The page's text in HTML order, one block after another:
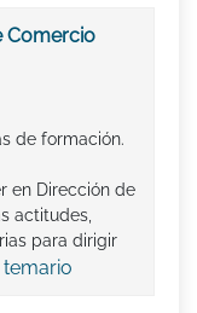
Comercio
de formación.
en Dirección de
actitudes,
para dirigir